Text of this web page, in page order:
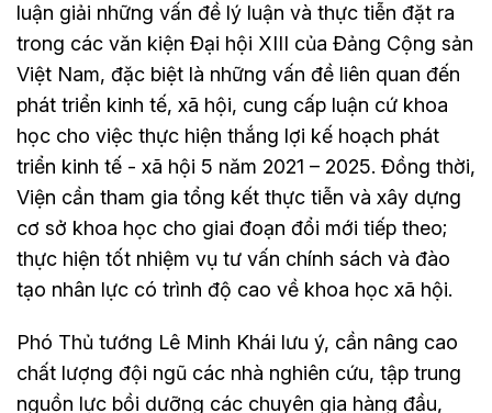
luận giải những vấn đề lý luận và thực tiễn đặt ra
trong các văn kiện Đại hội XIII của Đảng Cộng sản
Việt Nam, đặc biệt là những vấn đề liên quan đến
phát triển kinh tế, xã hội, cung cấp luận cứ khoa
học cho việc thực hiện thắng lợi kế hoạch phát
triển kinh tế - xã hội 5 năm 2021 – 2025. Đồng thời,
Viện cần tham gia tổng kết thực tiễn và xây dựng
cơ sở khoa học cho giai đoạn đổi mới tiếp theo;
thực hiện tốt nhiệm vụ tư vấn chính sách và đào
tạo nhân lực có trình độ cao về khoa học xã hội.
Phó Thủ tướng Lê Minh Khái lưu ý, cần nâng cao
chất lượng đội ngũ các nhà nghiên cứu, tập trung
nguồn lực bồi dưỡng các chuyên gia hàng đầu,